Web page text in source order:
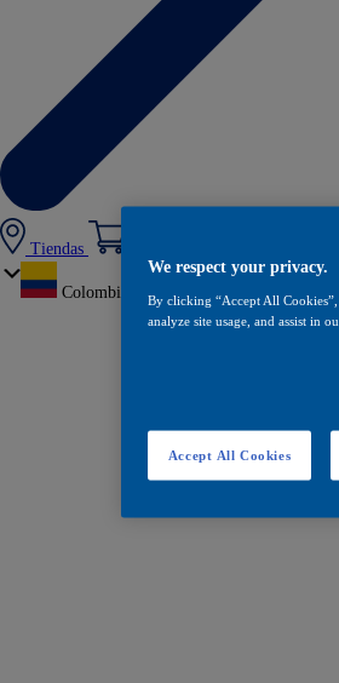
Tiendas
Colombia
We respect your privacy.
By clicking “Accept All
analyze site usage, and assist in
Accept All Cookies